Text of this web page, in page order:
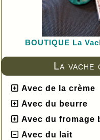
BOUTIQUE La
La vache
Avec de la crème
Avec du beurre
Avec du fromage
Avec du lait